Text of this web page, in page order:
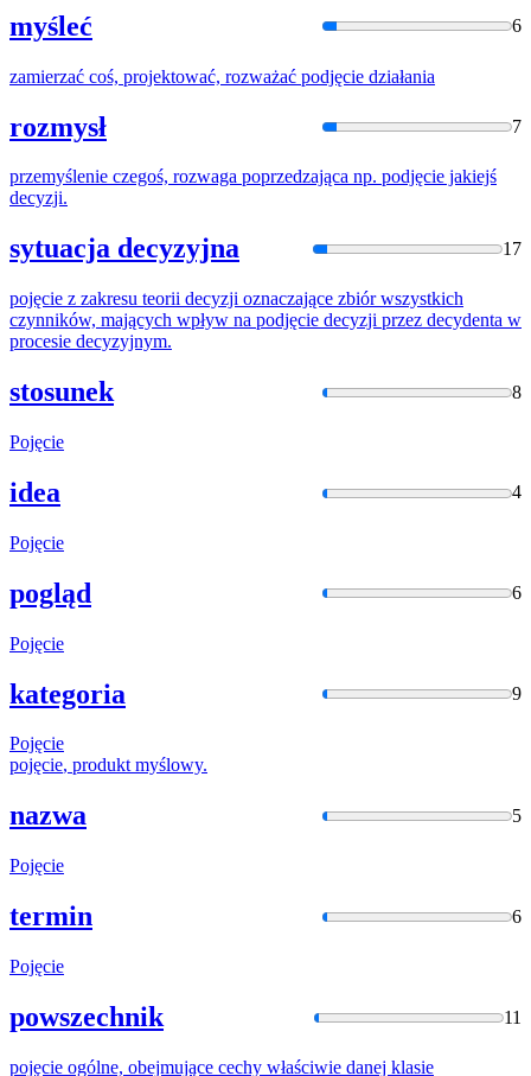
myśleć 6
zamierzać coś, projektować, rozważać podjęcie działania
rozmysł 7
przemyślenie czegoś, rozwaga poprzedzająca np. podjęcie jakiejś
decyzji.
sytuacja decyzyjna 17
pojęcie z zakresu teorii decyzji oznaczające zbiór wszystkich
czynników, mających wpływ na podjęcie decyzji przez decydenta w
procesie decyzyjnym.
stosunek 8
Pojęcie
idea 4
Pojęcie
pogląd 6
Pojęcie
kategoria 9
Pojęcie
pojęcie, produkt myślowy.
nazwa 5
Pojęcie
termin 6
Pojęcie
powszechnik 11
pojęcie ogólne, obejmujące cechy właściwie danej klasie